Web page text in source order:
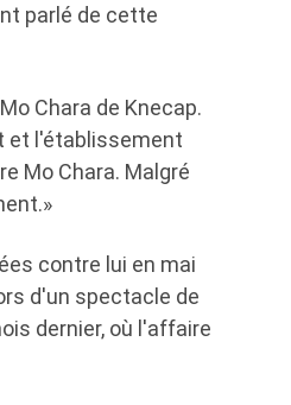
parlé de cette
Chara de Knecap.
et l'établissement
Mo Chara. Malgré
contre lui en mai
d'un spectacle de
dernier, où l'affaire